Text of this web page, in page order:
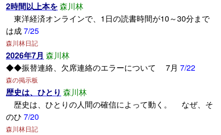
2時間以上本を森川林
東洋経済オンラインで、1日の読書時間が10～30分まで
は成7/25
森川林日記
2026年7月 森川林
◆◆振替連絡、欠席連絡のエラーについて 7月 7/22
森の掲示板
歴史は、ひとり 森川林
歴史は、ひとりの人間の確信によって動く。 なぜ、そ
のひ 7/20
森川林日記